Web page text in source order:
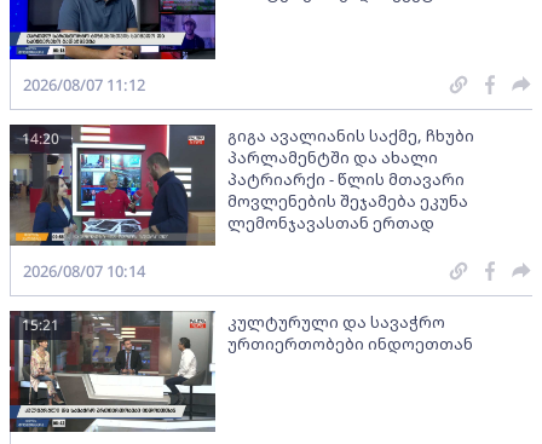
2026/08/07 11:12
გიგა ავალიანის საქმე, ჩხუბი
პარლამენტში და ახალი
პატრიარქი - წლის მთავარი
მოვლენების შეჯამება ეკუნა
ლემონჯავასთან ერთად
14:20
2026/08/07 10:14
კულტურული და სავაჭრო
ურთიერთობები ინდოეთთან
15:21